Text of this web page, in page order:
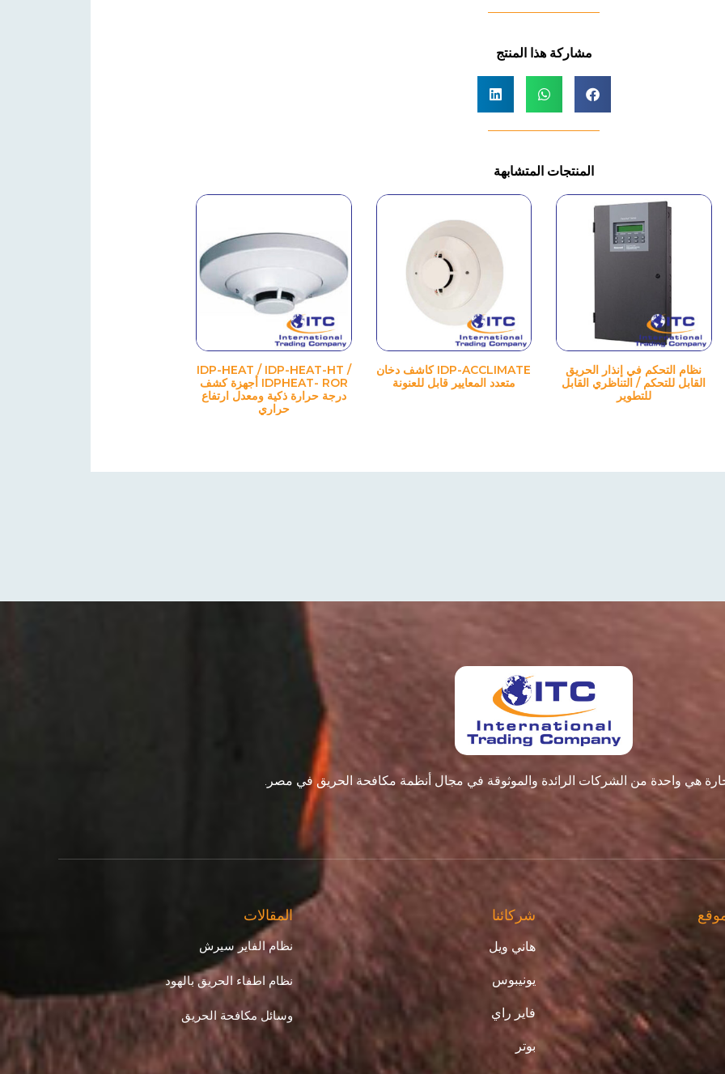
مشاركة هذا المنتج
المنتجات المتشابهة
نظام التحكم في إنذار الحريق
القابل للتحكم / التناظري القابل
للتطوير
IDP-ACCLIMATE كاشف دخان
متعدد المعايير قابل للعنونة
IDP-HEAT / IDP-HEAT-HT /
IDPHEAT- ROR أجهزة كشف
درجة حرارة ذكية ومعدل ارتفاع
حراري
هي واحدة من الشركات الرائدة والموثوقة في مجال أنظمة مكافحة الحريق في مصر.
شركائنا
هاني ويل
يونيبوس
فاير راي
بوتر
المقالات
نظام الفاير سيرش
نظام اطفاء الحريق بالهود
وسائل مكافحة الحريق